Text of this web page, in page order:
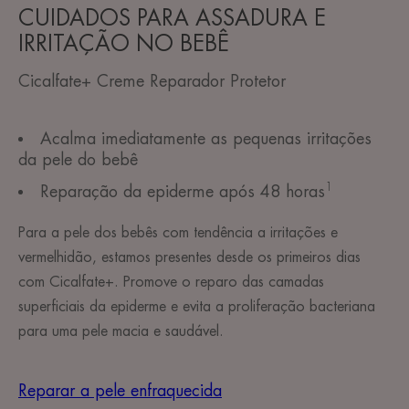
CUIDADOS PARA ‎‏ASSADURA E
IRRITAÇÃO NO BEBÊ
Cicalfate+ Creme Reparador Protetor
Acalma imediatamente as pequenas irritações
da pele do bebê
Reparação da epiderme após 48 horas
Para a pele dos bebês com tendência a irritações e
vermelhidão, estamos presentes desde os primeiros dias
com Cicalfate+. Promove o reparo das camadas
superficiais da epiderme e evita a proliferação bacteriana
para uma pele macia e saudável.
Reparar a pele enfraquecida